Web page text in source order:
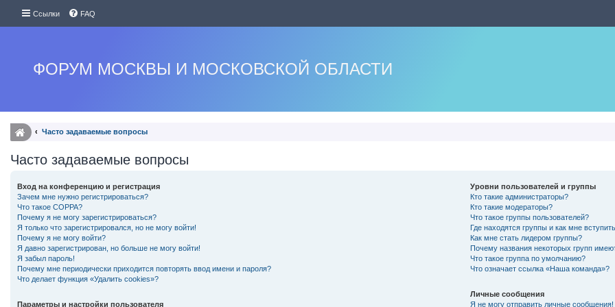
Ссылки FAQ
ФОРУМ МОСКВЫ И МОСКОВСКОЙ ОБЛАСТИ
Часто задаваемые вопросы
Часто задаваемые вопросы
Вход на конференцию и регистрация
Зачем мне нужно регистрироваться?
Что такое COPPA?
Почему я не могу зарегистрироваться?
Я только что зарегистрировался, но не могу войти!
Почему я не могу войти?
Я давно зарегистрирован, но больше не могу войти!
Я забыл пароль!
Почему мне периодически приходится повторять ввод имени и пароля?
Что делает функция «Удалить cookies»?
Параметры и настройки пользователя
Уровни пользователей и группы
Кто такие администраторы?
Кто такие модераторы?
Что такое группы пользователей?
Где находятся группы и как мне
Как мне стать лидером группы?
Почему названия некоторых групп
Что такое группа по умолчанию?
Что означает ссылка «Наша команда»?
Личные сообщения
Я не могу отправить личные сообщения!